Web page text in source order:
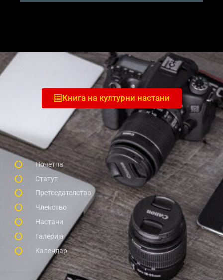
Почетна
Статут
Претседателство
Членство
Настани
Галерија
Календар
Книга на културни настани